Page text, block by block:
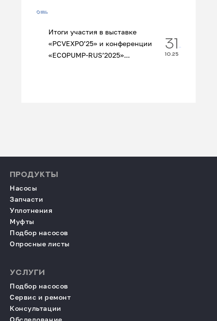
Итоги участия в выставке
«PCVEXPO’25» и конференции
«ECOPUMP‑RUS’2025»...
31
10.25
ПРОДУКТЫ
Насосы
Запчасти
Уплотнения
Муфты
Подбор насосов
Опросные листы
УСЛУГИ
Подбор насосов
Сервис и ремонт
Консультации
Обследование